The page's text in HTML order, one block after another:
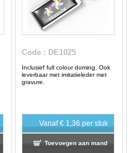
Code : DE1025
Inclusief full colour doming. Ook
leverbaar met imitatieleder met
gravure.
Vanaf€ 1,36 per stuk
Toevoegen aan mand